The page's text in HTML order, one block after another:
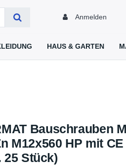
Anmelden
HAUS & GARTEN
Bauschrauben
M12x560 HP mit CE
25 Stück)